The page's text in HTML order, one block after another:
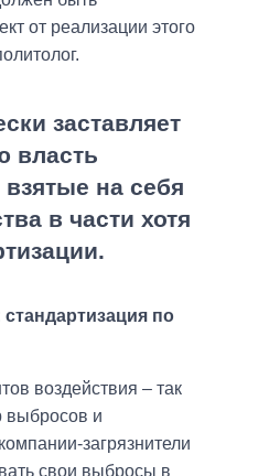
от реализации этого
заставляет
власть
на себя
в части хотя
по
воздействия – так
выбросов и
загрязнители
свои выбросы в